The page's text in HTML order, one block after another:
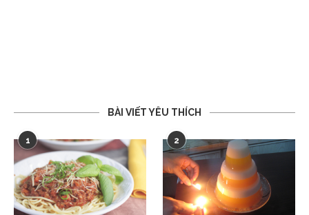
BÀI VIẾT YÊU THÍCH
1 2